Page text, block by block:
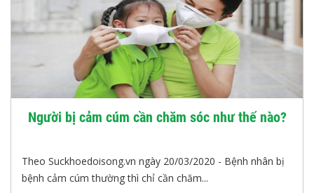
Người bị cảm cúm cần chăm sóc như thế nào?
Theo Suckhoedoisong.vn ngày 20/03/2020 - Bệnh nhân bị
bệnh cảm cúm thường thì chỉ cần chăm...